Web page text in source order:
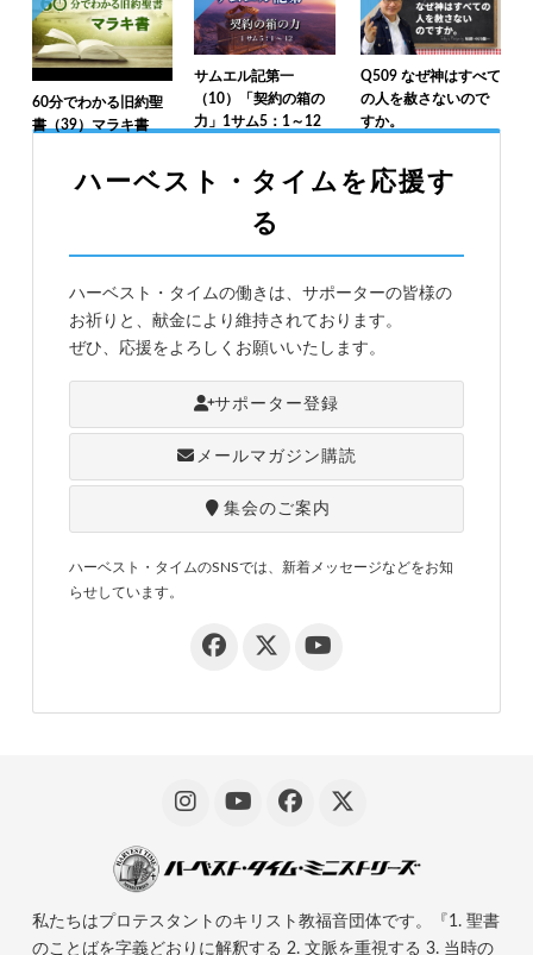
1～12
13～7：1
60分でわかる旧約聖
書（39）マラキ書
サムエル記第一
（10）「契約の箱の
力」1サム5：1～12
Q509 なぜ神はすべて
の人を赦さないので
すか。
ハーベスト・タイムを応援す
る
ハーベスト・タイムの働きは、サポーターの皆様の
お祈りと、献金により維持されております。
ぜひ、応援をよろしくお願いいたします。
サポーター登録
メールマガジン購読
集会のご案内
ハーベスト・タイムのSNSでは、新着メッセージなどをお知
らせしています。
私たちはプロテスタントのキリスト教福音団体です。『1. 聖書
のことばを字義どおりに解釈する 2. 文脈を重視する 3. 当時の